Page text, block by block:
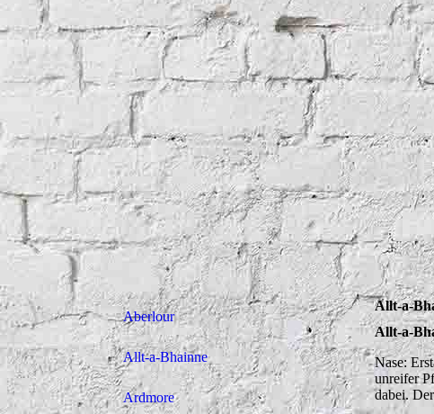
Aberlour
Allt-a-Bhainne
Ardmore
Allt-a-
Allt-a-
Nase:
unreifer
dabei.